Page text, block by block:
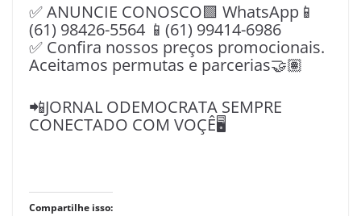
✅ ANUNCIE CONOSCO🟩 WhatsApp📱
(61) 98426-5564 📱(61) 99414-6986
✅ Confira nossos preços promocionais.
Aceitamos permutas e parcerias🤝🏽
📲JORNAL ODEMOCRATA SEMPRE
CONECTADO COM VOÇÊ🖥️
Compartilhe isso: